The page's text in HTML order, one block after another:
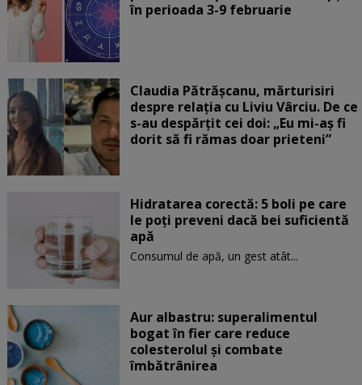
în perioada 3-9 februarie
Claudia Pătrășcanu, mărturisiri
despre relația cu Liviu Vârciu. De ce
s-au despărțit cei doi: „Eu mi-aș fi
dorit să fi rămas doar prieteni”
Hidratarea corectă: 5 boli pe care
le poți preveni dacă bei suficientă
apă
Consumul de apă, un gest atât...
Aur albastru: superalimentul
bogat în fier care reduce
colesterolul și combate
îmbătrânirea